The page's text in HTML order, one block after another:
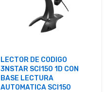
LECTOR DE CODIGO
3NSTAR SCI150 1D CON
BASE LECTURA
AUTOMATICA SCI150